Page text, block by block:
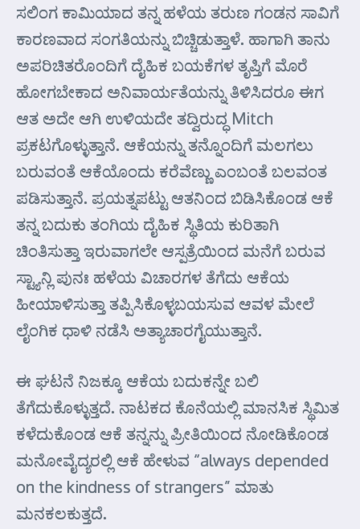
ಸಲಿಂಗ ಕಾಮಿಯಾದ ತನ್ನ ಹಳೆಯ ತರುಣ ಗಂಡನ ಸಾವಿಗೆ
ಕಾರಣವಾದ ಸಂಗತಿಯನ್ನು ಬಿಚ್ಚಿಡುತ್ತಾಳೆ. ಹಾಗಾಗಿ ತಾನು
ಅಪರಿಚಿತರೊಂದಿಗೆ ದೈಹಿಕ ಬಯಕೆಗಳ ತೃಪ್ತಿಗೆ ಮೊರೆ
ಹೋಗಬೇಕಾದ ಅನಿವಾರ್ಯತೆಯನ್ನು ತಿಳಿಸಿದರೂ ಈಗ
ಆತ ಅದೇ ಆಗಿ ಉಳಿಯದೇ ತದ್ವಿರುದ್ಧ Mitch
ಪ್ರಕಟಗೊಳ್ಳುತ್ತಾನೆ. ಆಕೆಯನ್ನು ತನ್ನೊಂದಿಗೆ ಮಲಗಲು
ಬರುವಂತೆ ಆಕೆಯೊಂದು ಕರೆವೆಣ್ಣು ಎಂಬಂತೆ ಬಲವಂತ
ಪಡಿಸುತ್ತಾನೆ. ಪ್ರಯತ್ನಪಟ್ಟು ಆತನಿಂದ ಬಿಡಿಸಿಕೊಂಡ ಆಕೆ
ತನ್ನ ಬದುಕು ತಂಗಿಯ ದೈಹಿಕ ಸ್ಥಿತಿಯ ಕುರಿತಾಗಿ
ಚಿಂತಿಸುತ್ತಾ ಇರುವಾಗಲೇ ಆಸ್ಪತ್ರೆಯಿಂದ ಮನೆಗೆ ಬರುವ
ಸ್ಟ್ಯಾನ್ಲಿ ಪುನಃ ಹಳೆಯ ವಿಚಾರಗಳ ತೆಗೆದು ಆಕೆಯ
ಹೀಯಾಳಿಸುತ್ತಾ ತಪ್ಪಿಸಿಕೊಳ್ಳಬಯಸುವ ಆವಳ ಮೇಲೆ
ಲೈಂಗಿಕ ಧಾಳಿ ನಡೆಸಿ ಅತ್ಯಾಚಾರಗೈಯುತ್ತಾನೆ.
ಈ ಘಟನೆ ನಿಜಕ್ಕೂ ಆಕೆಯ ಬದುಕನ್ನೇ ಬಲಿ
ತೆಗೆದುಕೊಳ್ಳುತ್ತದೆ. ನಾಟಕದ ಕೊನೆಯಲ್ಲಿ ಮಾನಸಿಕ ಸ್ಥಿಮಿತ
ಕಳೆದುಕೊಂಡ ಆಕೆ ತನ್ನನ್ನು ಪ್ರೀತಿಯಿಂದ ನೋಡಿಕೊಂಡ
ಮನೋವೈದ್ಯರಲ್ಲಿ ಆಕೆ ಹೇಳುವ “always depended
on the kindness of strangers” ಮಾತು
ಮನಕಲಕುತ್ತದೆ.